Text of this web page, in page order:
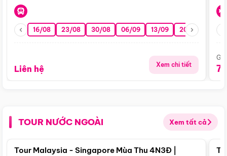
16/08 23/08 30/08 06/09 13/09 20/09 27/09
Liên hệ Xem chi tiết
TOUR NƯỚC NGOÀI Xem tất cả
Điểm nổi bật
Tour Malaysia - Singapore Mùa Thu 4N3Đ |